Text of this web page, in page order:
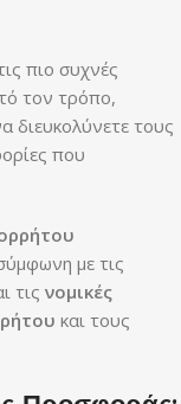
πιο συχνές
τον τρόπο,
διευκολύνετε τους
που
με τις
τις νομικές
και τους